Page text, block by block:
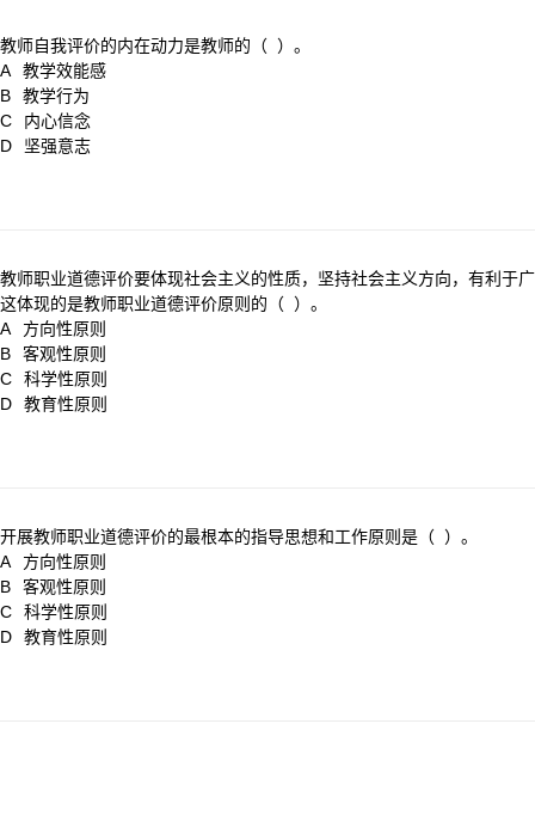
教师自我评价的内在动力是教师的（ ）。
A
教学效能感
B
教学行为
C
内心信念
D
坚强意志
教师职业道德评价要体现社会主义的性质，坚持社会主义方向，有利于
这体现的是教师职业道德评价原则的（ ）。
A
方向性原则
B
客观性原则
C
科学性原则
D
教育性原则
开展教师职业道德评价的最根本的指导思想和工作原则是（ ）。
A
方向性原则
B
客观性原则
C
科学性原则
D
教育性原则